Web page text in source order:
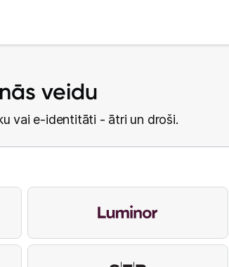
veidu
vai e-identitāti - ātri un droši.